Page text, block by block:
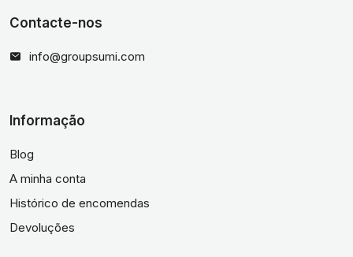
Contacte-nos
info@groupsumi.com
Informação
Blog
A minha conta
Histórico de encomendas
Devoluções